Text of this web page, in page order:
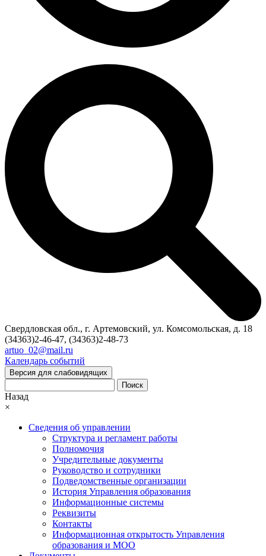
Свердловская обл., г. Артемовский, ул. Комсомольская, д. 18
(34363)2-46-47, (34363)2-48-73
artuo_02@mail.ru
Календарь событий
Версия для слабовидящих
Поиск
Назад
×
Сведения об управлении
Структура и регламент работы
Полномочия
Учредительные документы
Руководство и сотрудники
Подведомственные организации
История Управления образования
Информационные системы
Реквизиты
Контакты
Информационная открытость Управления
образования и МОО